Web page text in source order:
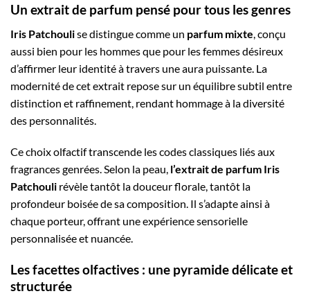
Un extrait de parfum pensé pour tous les genres
Iris Patchoulise distingue comme un parfum mixte , conçu
aussi bien pour les hommes que pour les femmes désireux
d’affirmer leur identité à travers une aura puissante. La
modernité de cet extrait repose sur un équilibre subtil entre
distinction et raffinement, rendant hommage à la diversité
des personnalités.
Ce choix olfactif transcende les codes classiques liés aux
fragrances genrées. Selon la peau, l’extrait de parfum Iris
Patchouli révèle tantôt la douceur florale, tantôt la
profondeur boisée de sa composition. Il s’adapte ainsi à
chaque porteur, offrant une expérience sensorielle
personnalisée et nuancée.
Les facettes olfactives : une pyramide délicate et
structurée